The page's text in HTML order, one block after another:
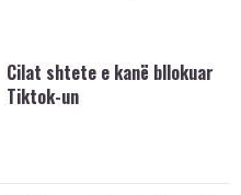
Cilat shtete e kanë bllokuar
Tiktok-un